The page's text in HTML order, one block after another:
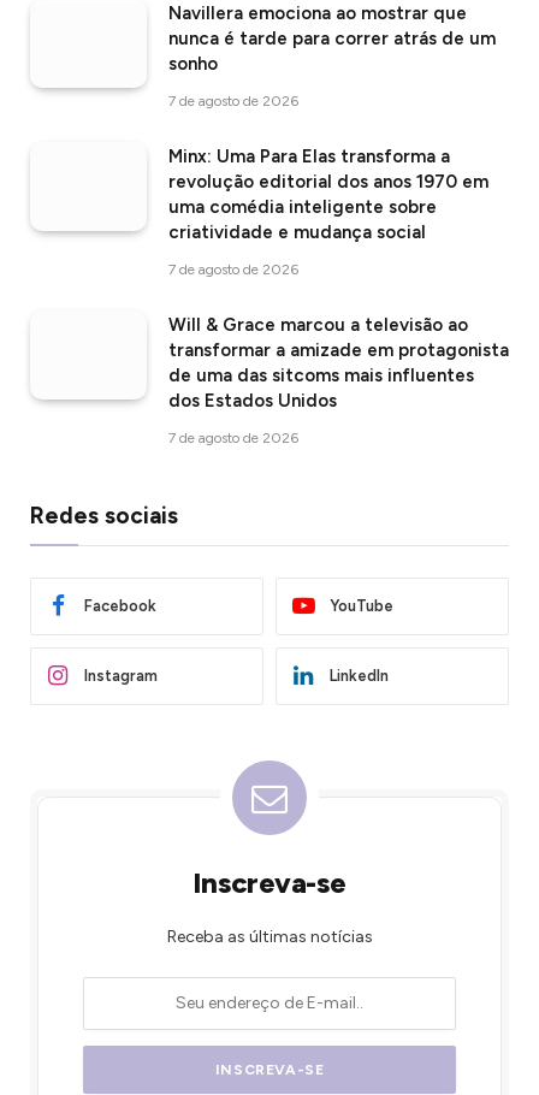
Navillera emociona ao mostrar que
nunca é tarde para correr atrás de um
sonho
7 de agosto de 2026
Minx: Uma Para Elas transforma a
revolução editorial dos anos 1970 em
uma comédia inteligente sobre
criatividade e mudança social
7 de agosto de 2026
Will & Grace marcou a televisão ao
transformar a amizade em protagonista
de uma das sitcoms mais influentes
dos Estados Unidos
7 de agosto de 2026
Redes sociais
Facebook YouTube
Instagram LinkedIn
Inscreva-se
Receba as últimas notícias